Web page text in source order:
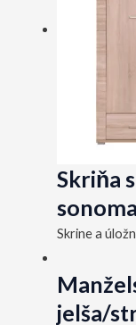
Skriňa
Skrine a
jelša/